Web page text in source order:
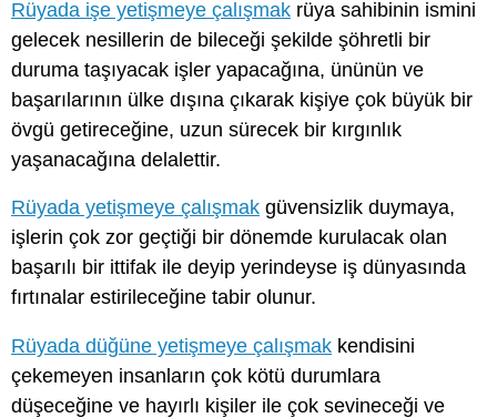
Rüyada işe yetişmeye çalışmak rüya sahibinin ismini
gelecek nesillerin de bileceği şekilde şöhretli bir
duruma taşıyacak işler yapacağına, ününün ve
başarılarının ülke dışına çıkarak kişiye çok büyük bir
övgü getireceğine, uzun sürecek bir kırgınlık
yaşanacağına delalettir.
Rüyada yetişmeye çalışmak güvensizlik duymaya,
işlerin çok zor geçtiği bir dönemde kurulacak olan
başarılı bir ittifak ile deyip yerindeyse iş dünyasında
fırtınalar estirileceğine tabir olunur.
Rüyada düğüne yetişmeye çalışmak kendisini
çekemeyen insanların çok kötü durumlara
düşeceğine ve hayırlı kişiler ile çok sevineceği ve